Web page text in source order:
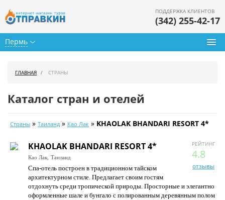
Пермь
ПОДДЕРЖКА КЛИЕНТОВ
(342) 255-42-17
Календарь туров
Цены дня
Страны
Как купить
ГЛАВНАЯ СТРАНЫ
Каталог стран и отелей
Страны » Таиланд » Као Лак » KHAOLAK BHANDARI RESORT 4*
РЕЙТИНГ
4.8
отзывы
KHAOLAK BHANDARI RESORT 4*
Као Лак, Таиланд
Спа-отель построен в традиционном тайском
архитектурном стиле. Предлагает своим гостям
отдохнуть среди тропической природы. Просторные и элегантно
оформленные шале и бунгало с полированным деревянным полом